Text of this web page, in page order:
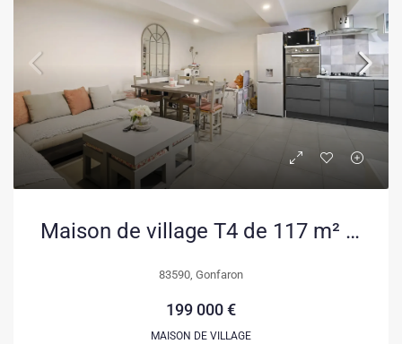
Maison de village T4 de 117 m² à Gonfaron sans travaux – Rénovée et bien entretenue
83590, Gonfaron
199 000 €
MAISON DE VILLAGE